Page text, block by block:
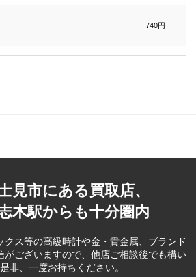
740円
390円
80円
見市にある買取店、
木駅からも十分圏内
クス等の高級時計や金・貴金属、ブランド
がございますので、他店ご相談後でも構い
非、一度お持ちください。